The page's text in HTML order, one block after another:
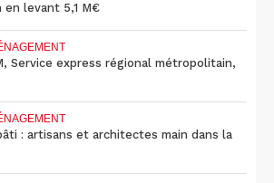
levant 5,1 M€
Service express régional métropolitain,
: artisans et architectes main dans la